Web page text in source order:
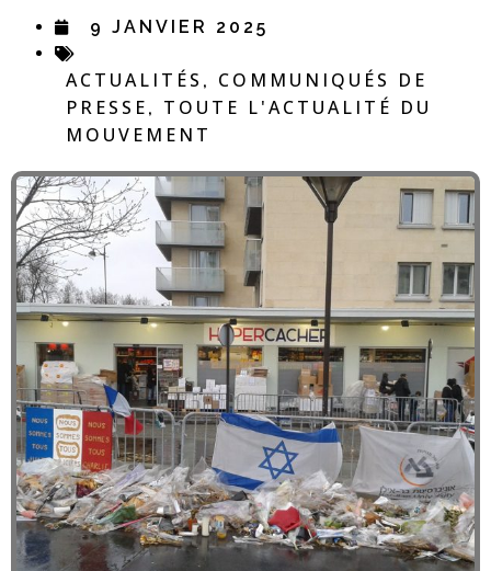
9 JANVIER 2025
ACTUALITÉS , COMMUNIQUÉS DE
PRESSE , TOUTE L'ACTUALITÉ DU
MOUVEMENT